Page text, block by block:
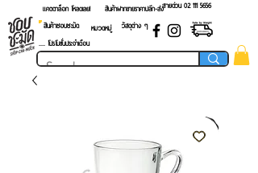
แคตตาล็อก โหลดเลย! สายด่วน 02 ​111 5656
สินค้าฝากขายราคาปลีก-ส่ง
สินค้าชอบชะมัด
หมวดหมู่
วัสดุต่าง ๆ
.... โปรโมชั่นประจำเดือน